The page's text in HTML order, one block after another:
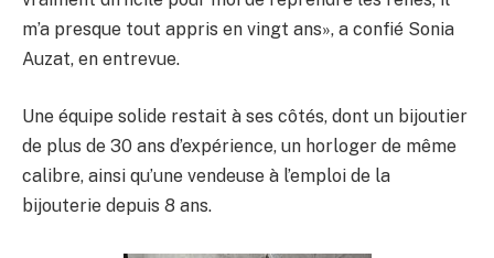
m’a presque tout appris en vingt ans», a confié Sonia
Auzat, en entrevue.
Une équipe solide restait à ses côtés, dont un bijoutier
de plus de 30 ans d’expérience, un horloger de même
calibre, ainsi qu’une vendeuse à l’emploi de la
bijouterie depuis 8 ans.